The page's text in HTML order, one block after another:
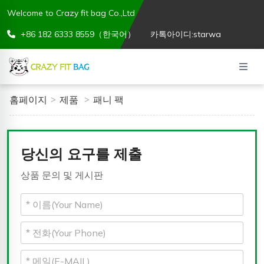
Welcome to Crazy fit bag Co.,Ltd
+86 182 6333 8559（한국어）
카톡아이디:starwa
홈페이지 제품 패니 팩
당신의 요구를 제출
상품 문의 및 게시판